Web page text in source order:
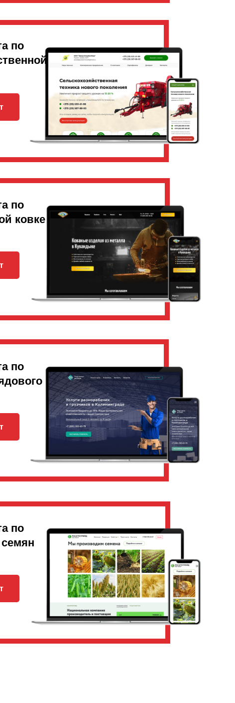
по
по
ковке
по
по